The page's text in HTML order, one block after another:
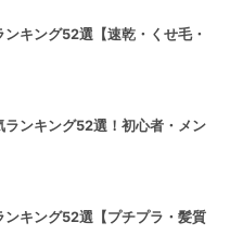
キング52選【速乾・くせ毛・
ンキング52選！初心者・メン
キング52選【プチプラ・髪質